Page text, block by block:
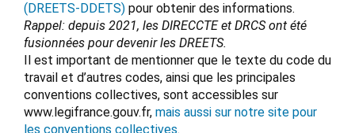
(DREETS-DDETS) pour obtenir des informations.
Rappel: depuis 2021, les DIRECCTE et DRCS ont été
fusionnées pour devenir les DREETS.
Il est important de mentionner que le texte du code du
travail et d’autres codes, ainsi que les principales
conventions collectives, sont accessibles sur
www.legifrance.gouv.fr, mais aussi sur notre site pour
les conventions collectives.